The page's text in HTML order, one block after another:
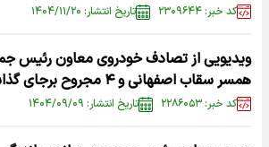
کد خبر: ۲۳۰۹۶۴۴
تاریخ انتشار: ۱۴۰۴/۱۱/۲۰
ویدیویی از تصادف خودروی معاون رئیس
همسر سقاب اصفهانی و ۴ مجروح برجای گذاشت
کد خبر: ۲۲۸۶۰۵۳ تاریخ انتشار: ۱۴۰۴/۰۹/۰۹